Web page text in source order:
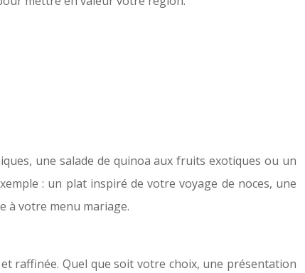
une salade de quinoa aux fruits exotiques ou un
: un plat inspiré de votre voyage de noces, une
à votre menu mariage.
raffinée. Quel que soit votre choix, une présentation